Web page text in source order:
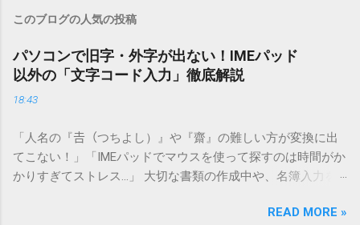
このブログの人気の投稿
パソコンで旧字・外字が出ない！IMEパッド
以外の「文字コード入力」徹底解説
18:43
「人名の『𠮷（つちよし）』や『齋』の難しい方が変換に出
てこない！」「IMEパッドでマウスを使って探すのは時間がか
かりすぎてストレス…」 大切な書類の作成中や、名簿入力を
てしまいますよね。多くの人が「IMEパッド（手書き入力）」
READ MORE »